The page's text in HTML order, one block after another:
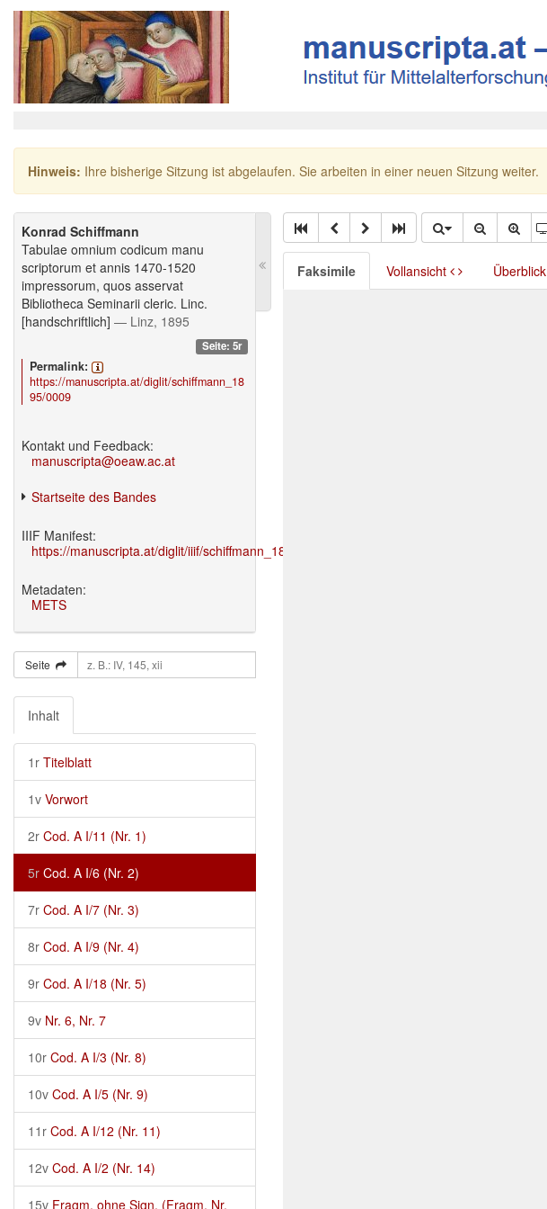
Hinweis: Ihre bisherige Sitzung ist abgelaufen. Sie arbeiten in einer neuen Sitzung weiter.
Konrad Schiffmann
Tabulae omnium codicum manu
scriptorum et annis 1470-1520
impressorum, quos asservat
Bibliotheca Seminarii cleric. Linc.
[handschriftlich] — Linz, 1895
Seite: 5r
Permalink:
https://manuscripta.at/diglit/schiffmann_18
95/0009
Kontakt und Feedback:
manuscripta@oeaw.ac.at
Startseite des Bandes
IIIF Manifest:
https://manuscripta.at/diglit/iiif/schiffmann_1895/manifest.json
Metadaten:
METS
Seite
Inhalt
1r Titelblatt
1v Vorwort
2r Cod. A I/11 (Nr. 1)
5r Cod. A I/6 (Nr. 2)
7r Cod. A I/7 (Nr. 3)
8r Cod. A I/9 (Nr. 4)
9r Cod. A I/18 (Nr. 5)
9v Nr. 6, Nr. 7
10r Cod. A I/3 (Nr. 8)
10v Cod. A I/5 (Nr. 9)
11r Cod. A I/12 (Nr. 11)
12v Cod. A I/2 (Nr. 14)
15v Fragm. ohne Sign. (Fragm. Nr.
Faksimile Vollansicht Überblick